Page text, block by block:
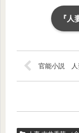
『
官能小説 人